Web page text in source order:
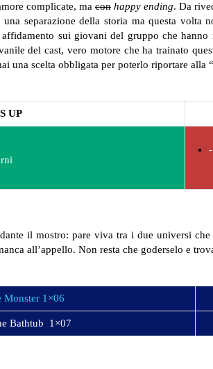
complicate, ma con happy ending. Da
separazione della storia ma questa
sui giovani del gruppo che
del cast, vero motore che ha trainato
una scelta obbligata per poterlo riportare alla
UP
il mostro: pare viva tra i due universi
all’appello. Non resta che goderselo e
Monster 1×06
Bathtub 1×07